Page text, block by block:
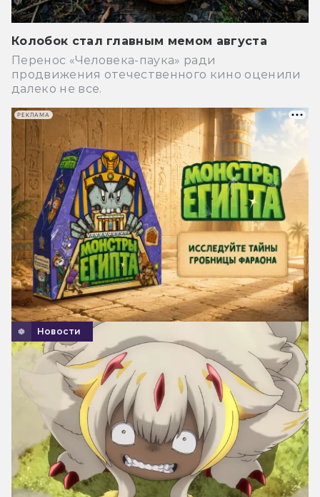
Колобок стал главным мемом августа
Перенос «Человека-паука» ради
продвижения отечественного кино оценили
далеко не все.
Новости
РЕКЛАМА